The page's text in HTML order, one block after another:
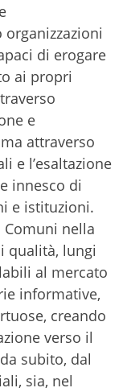
di erogare
ai propri
e
attraverso
e l’esaltazione
innesco di
e istituzioni.
nella
qualità, lungi
al mercato
informative,
creando
verso il
subito, dal
sia, nel